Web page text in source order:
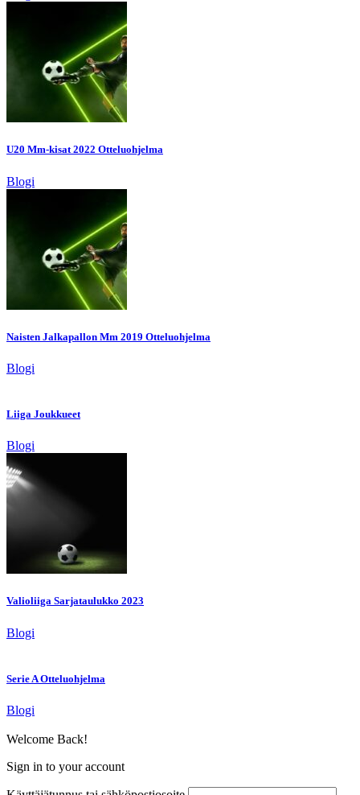
U20 Mm-kisat 2022 Otteluohjelma
Blogi
Naisten Jalkapallon Mm 2019 Otteluohjelma
Blogi
Liiga Joukkueet
Blogi
Valioliiga Sarjataulukko 2023
Blogi
Serie A Otteluohjelma
Blogi
Welcome Back!
Sign in to your account